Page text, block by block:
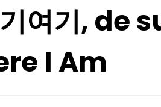
여기, de
I Am